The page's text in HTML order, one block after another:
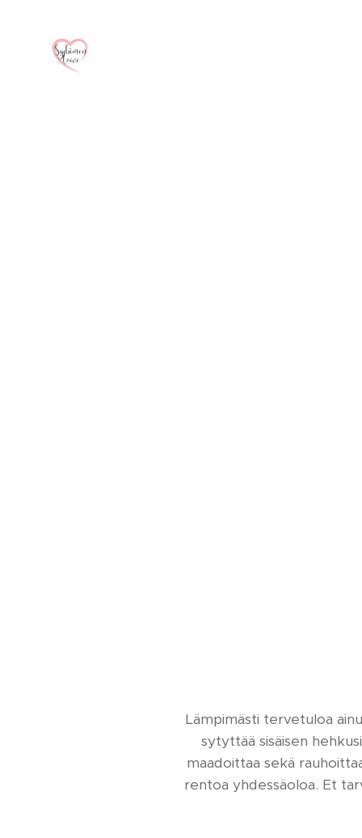
Lämpimästi tervetuloa
sytyttää sisäisen
maadoittaa sekä
rentoa yhdessäoloa. Et